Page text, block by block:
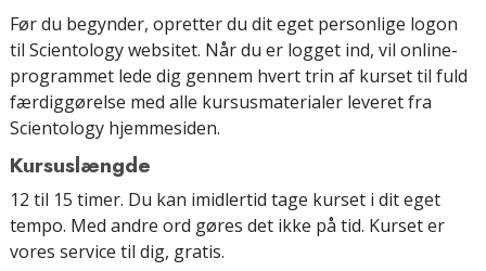
Før du begynder, opretter du dit eget personlige logon
til Scientology websitet. Når du er logget ind, vil online-
programmet lede dig gennem hvert trin af kurset til fuld
færdiggørelse med alle kursusmaterialer leveret fra
Scientology hjemmesiden.
Kursuslængde
12 til 15 timer. Du kan imidlertid tage kurset i dit eget
tempo. Med andre ord gøres det ikke på tid. Kurset er
vores service til dig, gratis.